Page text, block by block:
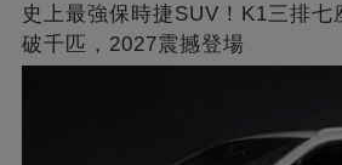
史上最強保時捷SUV！K1三排七
破千匹，2027震撼登場